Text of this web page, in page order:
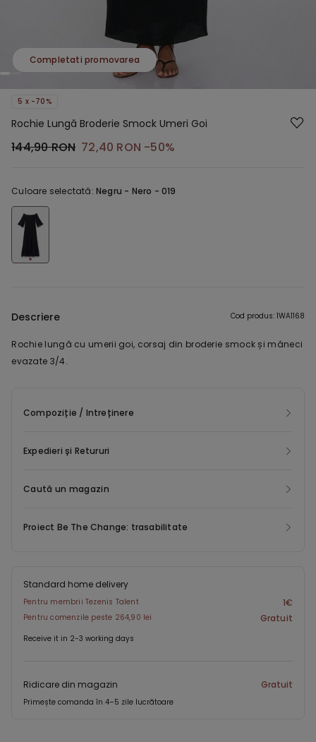
Completati promovarea
5 x -70%
Rochie Lungă Broderie Smock Umeri Goi
144,90 RON 72,40 RON -50%
Culoare selectată:Negru - Nero - 019
Descriere Cod produs: 1WA1168
Rochie lungă cu umerii goi, corsaj din broderie smock și mâneci
evazate 3/4.
Compoziție / Intreținere
Expedieri și Retururi
Caută un magazin
Proiect Be The Change: trasabilitate
Standard home delivery
Pentru membrii Tezenis Talent 1€
Pentru comenzile peste 264,90 lei Gratuit
Receive it in 2-3 working days
Ridicare din magazin Gratuit
Primește comanda în 4–5 zile lucrătoare